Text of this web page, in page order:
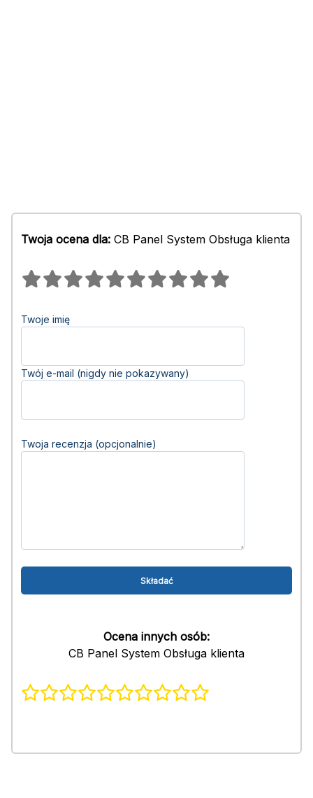
Twoja ocena dla: CB Panel System Obsługa klienta
Twoje imię
Twój e-mail (nigdy nie pokazywany)
Twoja recenzja (opcjonalnie)
Ocena innych osób:
CB Panel System Obsługa klienta